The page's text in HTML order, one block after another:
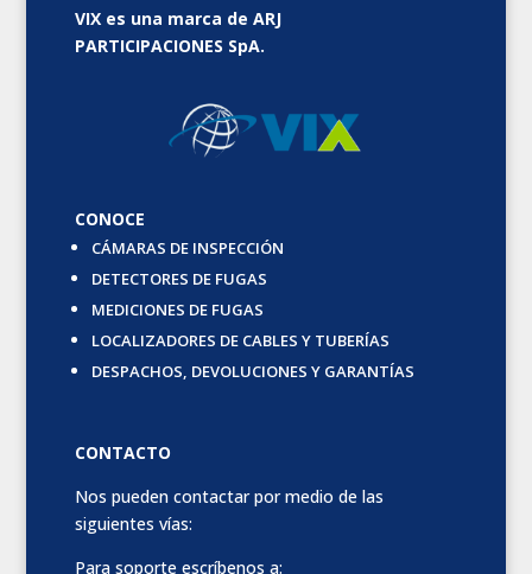
VIX es una marca de ARJ
PARTICIPACIONES SpA.
CONOCE
CÁMARAS DE INSPECCIÓN
DETECTORES DE FUGAS
MEDICIONES DE FUGAS
LOCALIZADORES DE CABLES Y TUBERÍAS
DESPACHOS, DEVOLUCIONES Y GARANTÍAS
CONTACTO
Nos pueden contactar por medio de las
siguientes vías:
Para soporte escríbenos a: